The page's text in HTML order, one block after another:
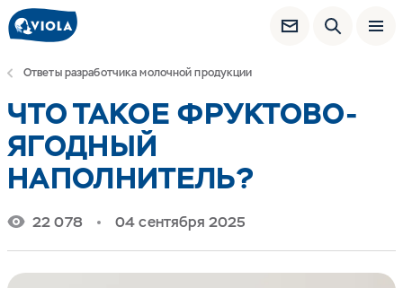
Ответы разработчика молочной продукции
ЧТО ТАКОЕ ФРУКТОВО-
ЯГОДНЫЙ
НАПОЛНИТЕЛЬ?
22 078 04 сентября 2025